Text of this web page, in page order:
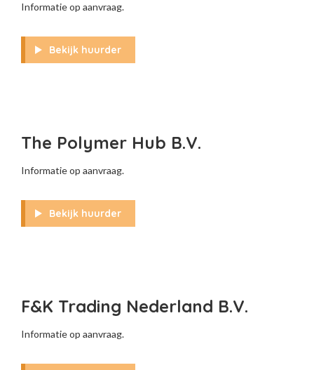
Informatie op aanvraag.
Bekijk huurder
The Polymer Hub B.V.
Informatie op aanvraag.
Bekijk huurder
F&K Trading Nederland B.V.
Informatie op aanvraag.